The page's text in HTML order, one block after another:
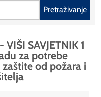
Pretraživanje
SAVJETNIK 1
za potrebe
od požara i